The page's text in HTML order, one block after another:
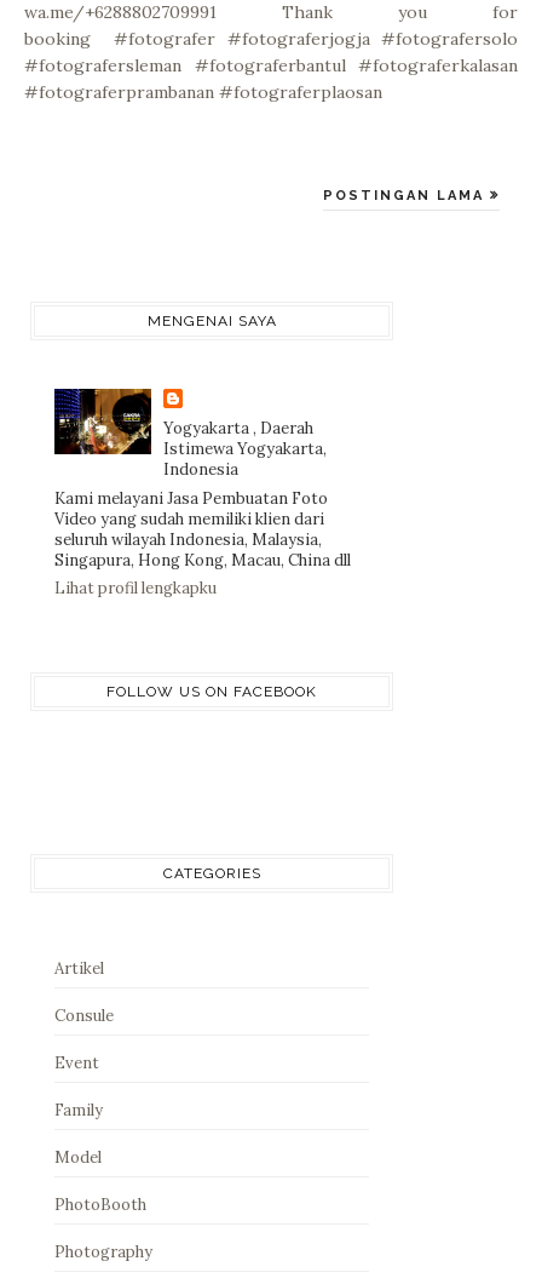
wa.me/+6288802709991 Thank you for
booking #fotografer #fotograferjogja #fotografersolo
#fotografersleman #fotograferbantul #fotograferkalasan
#fotograferprambanan #fotograferplaosan
POSTINGAN LAMA
MENGENAI SAYA
Yogyakarta , Daerah
Istimewa Yogyakarta,
Indonesia
Kami melayani Jasa Pembuatan Foto
Video yang sudah memiliki klien dari
seluruh wilayah Indonesia, Malaysia,
Singapura, Hong Kong, Macau, China dll
Lihat profil lengkapku
FOLLOW US ON FACEBOOK
CATEGORIES
Artikel
Consule
Event
Family
Model
PhotoBooth
Photography